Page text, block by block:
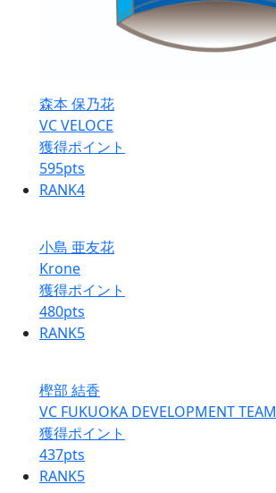
森本 保乃花
VC VELOCE
獲得ポイント
595pts
RANK4
小島 亜友花
Krone
獲得ポイント
480pts
RANK5
樫部 結香
VC FUKUOKA DEVELOPMENT TEAM
獲得ポイント
437pts
RANK5